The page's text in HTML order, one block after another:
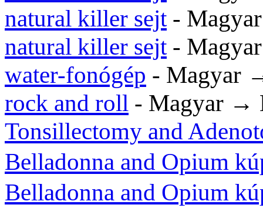
natural killer sejt-
natural killer sejt-
water-fonógép - Magyar
rock and roll - Magyar →
Tonsillectomy and
Belladonna and Opium
Belladonna and Opium